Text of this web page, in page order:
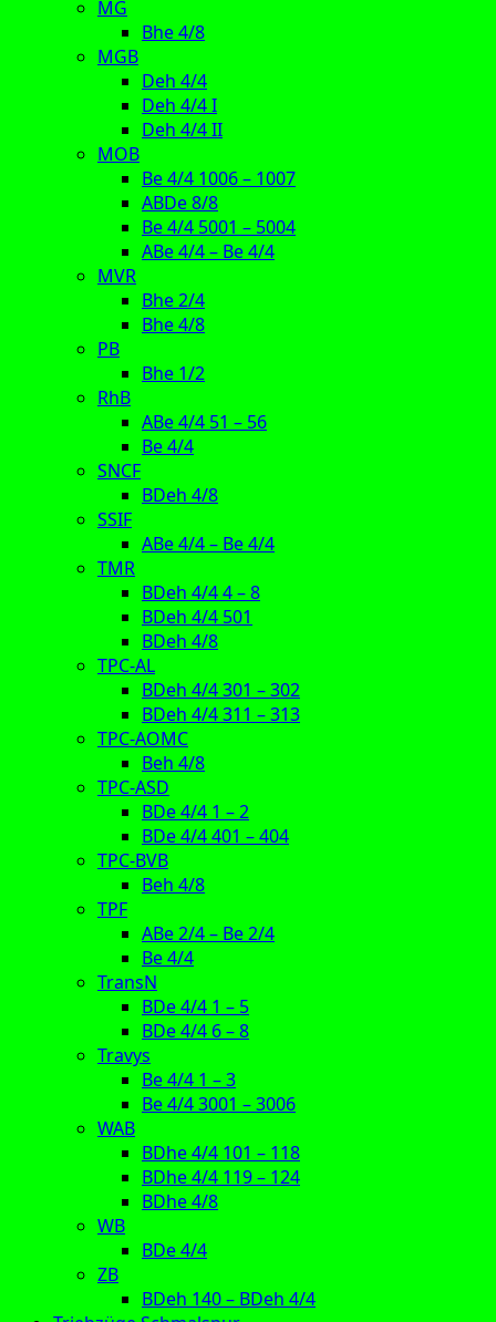
MG
Bhe 4/8
MGB
Deh 4/4
Deh 4/4 I
Deh 4/4 II
MOB
Be 4/4 1006 – 1007
ABDe 8/8
Be 4/4 5001 – 5004
ABe 4/4 – Be 4/4
MVR
Bhe 2/4
Bhe 4/8
PB
Bhe 1/2
RhB
ABe 4/4 51 – 56
Be 4/4
SNCF
BDeh 4/8
SSIF
ABe 4/4 – Be 4/4
TMR
BDeh 4/4 4 – 8
BDeh 4/4 501
BDeh 4/8
TPC-AL
BDeh 4/4 301 – 302
BDeh 4/4 311 – 313
TPC-AOMC
Beh 4/8
TPC-ASD
BDe 4/4 1 – 2
BDe 4/4 401 – 404
TPC-BVB
Beh 4/8
TPF
ABe 2/4 – Be 2/4
Be 4/4
TransN
BDe 4/4 1 – 5
BDe 4/4 6 – 8
Travys
Be 4/4 1 – 3
Be 4/4 3001 – 3006
WAB
BDhe 4/4 101 – 118
BDhe 4/4 119 – 124
BDhe 4/8
WB
BDe 4/4
ZB
BDeh 140 – BDeh 4/4